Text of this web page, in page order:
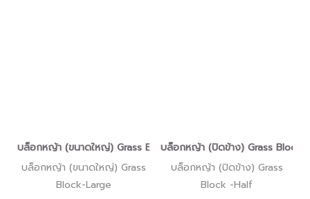
บล็อกหญ้า (ขนาดใหญ่) Grass Block-Large
บล็อกหญ้า (ขนาดใหญ่) Grass
Block-Large
บล็อกหญ้า (ปิดข้าง) Grass Block
บล็อกหญ้า (ปิดข้าง) Grass
Block -Half